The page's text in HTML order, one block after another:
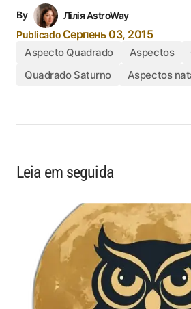
By
Лілія AstroWay
PublicadoСерпень 03, 2015
Aspecto Quadrado Aspectos
Quadrado Saturno
Aspectos
Leia em seguida